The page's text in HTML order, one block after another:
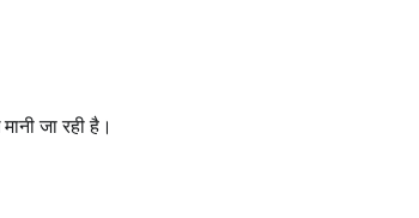
जा रही है।